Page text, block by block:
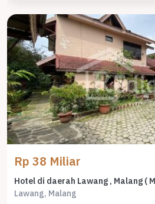
Rp 38 Miliar
Hotel di daerah Lawang , Malang (
Lawang, Malang